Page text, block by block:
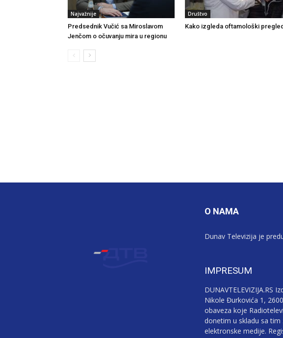
Najvažnije
Predsednik Vučić sa Miroslavom
Jenčom o očuvanju mira u regionu
Društvo
Kako izgleda oftamološki pregled
O NAMA
Dunav Televizija je
IMPRESUM
Nikole Đurkovića 1,
obaveza koje
donetim u skladu sa
elektronske medije.